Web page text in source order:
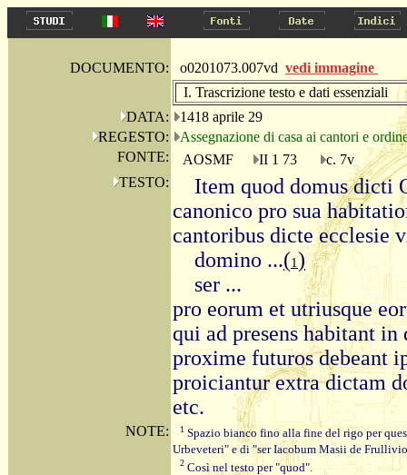
DOCUMENTO: o0201073.007vd vedi immagine
I. Trascrizione testo e dati essenziali
DATA:
1418 aprile 29
REGESTO:
Assegnazione di casa ai cantori e
FONTE:
AOSMF II 1 73
c. 7v
TESTO:
Item quod domus dicti
canonico pro sua
cantoribus dicte ecclesie
domino ...(1)
ser ...
pro eorum et utriusque
qui ad presens habitant in
proxime futuros debeant
proiciantur extra dictam
etc.
NOTE: 1 Spazio bianco fino alla fine del rigo per
Urbeveteri" e di "ser Iacobum Masii de
2 Così nel testo per "quod".